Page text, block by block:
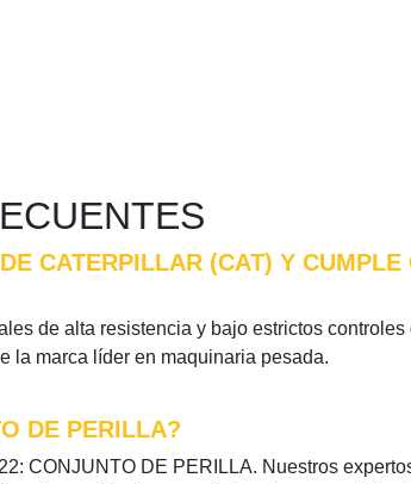
CATERPILLAR (CAT) Y
de alta resistencia y bajo estrictos
la marca líder en maquinaria pesada.
DE PERILLA?
CONJUNTO DE PERILLA. Nuestros